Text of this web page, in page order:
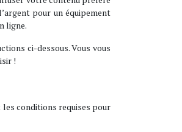
pour un équipement
ligne.
ci-dessous. Vous vous
!
les conditions requises pour